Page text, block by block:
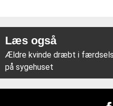
Læs også
Ældre kvinde dræbt i
på sygehuset